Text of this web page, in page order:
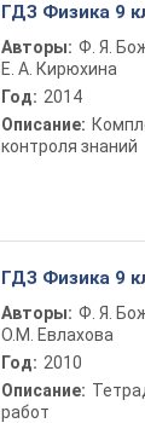
ГДЗ Физика 9
Авторы: Ф. Я.
Е. А. Кирюхина
Год: 2014
Описание:
контроля знаний
ГДЗ Физика 9
Авторы: Ф. Я.
О.М. Евлахова
Год: 2010
Описание:
работ